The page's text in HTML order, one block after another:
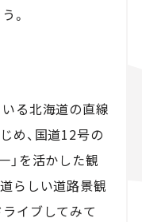
。
る北海道の直線
め、国道12号の
」を活かした観
らしい道路景観
イブしてみて